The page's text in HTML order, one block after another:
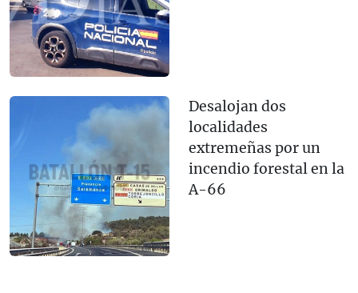
Desalojan dos
localidades
extremeñas por un
incendio forestal en la
A-66